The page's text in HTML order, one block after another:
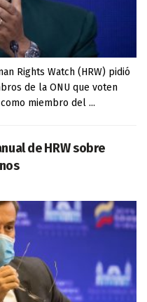
Rights Watch (HRW) pidió
de la ONU que voten
miembro del ...
de HRW sobre